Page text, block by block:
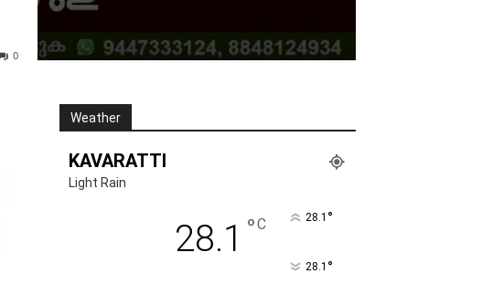
0
Weather
KAVARATTI
Light Rain
28.1 °C 28.1 °
28.1 °